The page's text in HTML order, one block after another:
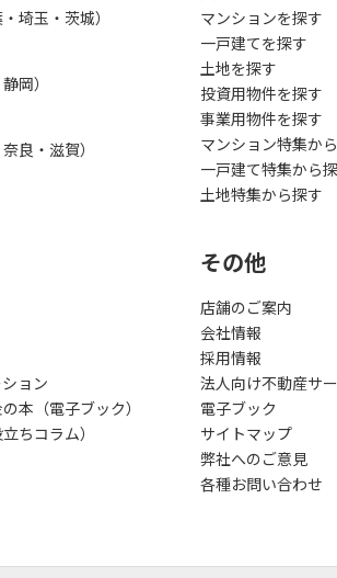
埼玉・茨城）
岡）
良・滋賀）
マンションを探す
一戸建てを探す
土地を探す
投資用物件を探す
事業用物件を探す
マンション特集か
一戸建て特集から
土地特集から探す
ョン
本（電子ブック）
ちコラム）
その他
店舗のご案内
会社情報
採用情報
法人向け不動産サ
電子ブック
サイトマップ
弊社へのご意見
各種お問い合わせ